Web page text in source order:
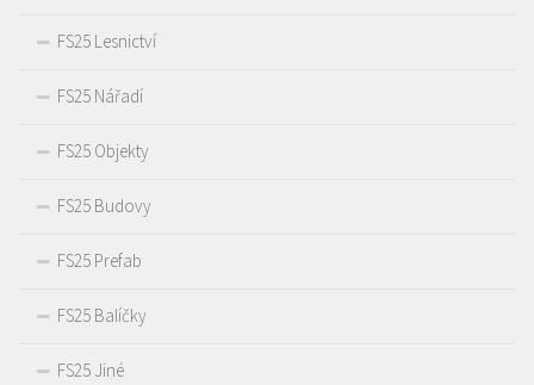
FS25 Lesnictví
FS25 Nářadí
FS25 Objekty
FS25 Budovy
FS25 Prefab
FS25 Balíčky
FS25 Jiné